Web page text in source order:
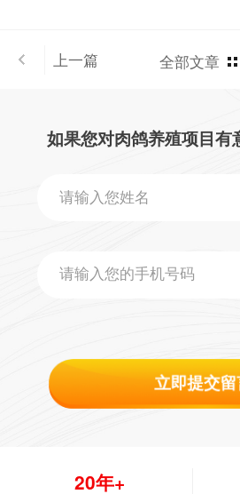
上一篇 全部文章
如果您对肉鸽养殖项目有
立即提交留
20年+